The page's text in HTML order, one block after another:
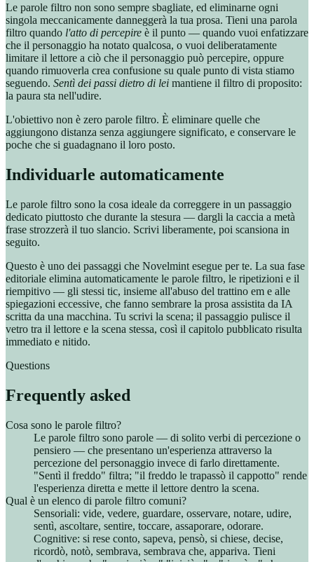
Le parole filtro non sono sempre sbagliate, ed eliminarne ogni
singola meccanicamente danneggerà la tua prosa. Tieni una parola
filtro quando l'atto di percepire è il punto — quando vuoi enfatizzare
che il personaggio ha notato qualcosa, o vuoi deliberatamente
limitare il lettore a ciò che il personaggio può percepire, oppure
quando rimuoverla crea confusione su quale punto di vista stiamo
seguendo. Sentì dei passi dietro di lei mantiene il filtro di proposito:
la paura sta nell'udire.
L'obiettivo non è zero parole filtro. È eliminare quelle che
aggiungono distanza senza aggiungere significato, e conservare le
poche che si guadagnano il loro posto.
Individuarle automaticamente
Le parole filtro sono la cosa ideale da correggere in un passaggio
dedicato piuttosto che durante la stesura — dargli la caccia a metà
frase strozzerà il tuo slancio. Scrivi liberamente, poi scansiona in
seguito.
Questo è uno dei passaggi che Novelmint esegue per te. La sua fase
editoriale elimina automaticamente le parole filtro, le ripetizioni e il
riempitivo — gli stessi tic, insieme all'abuso del trattino em e alle
spiegazioni eccessive, che fanno sembrare la prosa assistita da IA
scritta da una macchina. Tu scrivi la scena; il passaggio pulisce il
vetro tra il lettore e la scena stessa, così il capitolo pubblicato risulta
immediato e nitido.
Questions
Frequently asked
Cosa sono le parole filtro?
Le parole filtro sono parole — di solito verbi di percezione o
pensiero — che presentano un'esperienza attraverso la
percezione del personaggio invece di farlo direttamente.
"Sentì il freddo" filtra; "il freddo le trapassò il cappotto" rende
l'esperienza diretta e mette il lettore dentro la scena.
Qual è un elenco di parole filtro comuni?
Sensoriali: vide, vedere, guardare, osservare, notare, udire,
sentì, ascoltare, sentire, toccare, assaporare, odorare.
Cognitive: si rese conto, sapeva, pensò, si chiese, decise,
ricordò, notò, sembrava, sembrava che, appariva. Tieni